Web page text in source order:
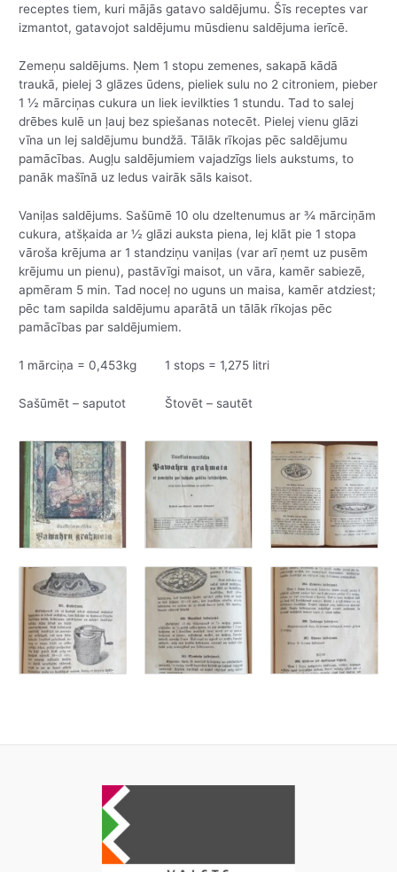
receptes tiem, kuri mājās gatavo saldējumu. Šīs receptes var
izmantot, gatavojot saldējumu mūsdienu saldējuma ierīcē.
Zemeņu saldējums. Ņem 1 stopu zemenes, sakapā kādā
traukā, pielej 3 glāzes ūdens, pieliek sulu no 2 citroniem, pieber
1 ½ mārciņas cukura un liek ievilkties 1 stundu. Tad to salej
drēbes kulē un ļauj bez spiešanas notecēt. Pielej vienu glāzi
vīna un lej saldējumu bundžā. Tālāk rīkojas pēc saldējumu
pamācības. Augļu saldējumiem vajadzīgs liels aukstums, to
panāk mašīnā uz ledus vairāk sāls kaisot.
Vaniļas saldējums. Sašūmē 10 olu dzeltenumus ar ¾ mārciņām
cukura, atšķaida ar ½ glāzi auksta piena, lej klāt pie 1 stopa
vāroša krējuma ar 1 standziņu vaniļas (var arī ņemt uz pusēm
krējumu un pienu), pastāvīgi maisot, un vāra, kamēr sabiezē,
apmēram 5 min. Tad noceļ no uguns un maisa, kamēr atdziest;
pēc tam sapilda saldējumu aparātā un tālāk rīkojas pēc
pamācības par saldējumiem.
1 mārciņa = 0,453kg 1 stops = 1,275 litri
Sašūmēt – saputot Štovēt – sautēt